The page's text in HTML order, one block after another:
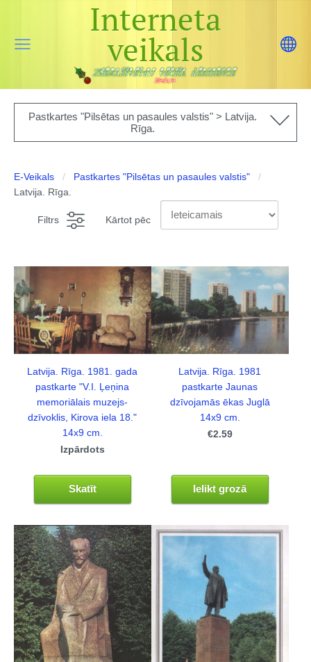
Interneta
veikals
Pastkartes "Pilsētas un pasaules valstis" > Latvija.
Rīga.
E-Veikals
Pastkartes "Pilsētas un pasaules valstis"
Latvija. Rīga.
Filtrs Kārtot pēc
Latvija. Rīga. 1981. gada
pastkarte "V.I. Ļeņina
memoriālais muzejs-
dzīvoklis, Kirova iela 18."
14x9 cm.
Izpārdots
Skatīt
Latvija. Rīga. 1981
pastkarte Jaunas
dzīvojamās ēkas Juglā
14x9 cm.
€2.59
Ielikt grozā